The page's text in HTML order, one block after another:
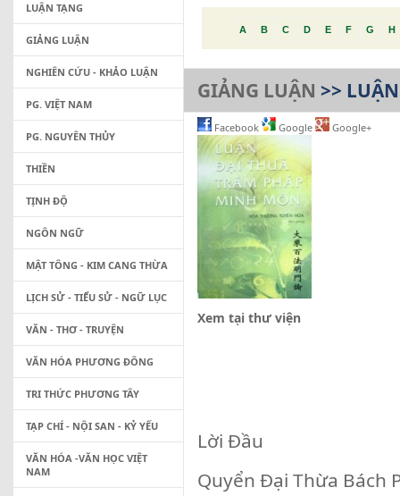
A B C D E F G H
GIẢNG LUẬN >>
Facebook Google Google+
Xem tại thư viện
Lời Đầu
Quyển Đại Thừa Bách
LUẬN TẠNG
GIẢNG LUẬN
NGHIÊN CỨU - KHẢO LUẬN
PG. VIỆT NAM
PG. NGUYÊN THỦY
THIỀN
TỊNH ĐỘ
NGÔN NGỮ
MẬT TÔNG - KIM CANG THỪA
LỊCH SỬ - TIỂU SỬ - NGỮ LỤC
VĂN - THƠ - TRUYỆN
VĂN HÓA PHƯƠNG ĐÔNG
TRI THỨC PHƯƠNG TÂY
TẠP CHÍ - NỘI SAN - KỶ YẾU
VĂN HÓA -VĂN HỌC VIỆT
NAM